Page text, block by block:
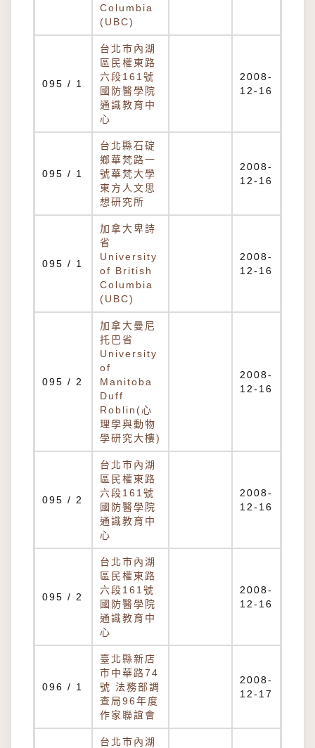
Columbia
(UBC)
095 / 1
台北市內湖
區民權東路
六段161號
國防醫學院
通識教育中
心
2008-
12-16
095 / 1
台北縣石碇
鄉華梵路一
號華梵大學
東方人文思
想研究所
2008-
12-16
095 / 1
加拿大卑詩
省
University
of British
Columbia
(UBC)
2008-
12-16
095 / 2
加拿大曼尼
托巴省
University
of
Manitoba
Duff
Roblin(心
理學與動物
學研究大樓)
2008-
12-16
095 / 2
台北市內湖
區民權東路
六段161號
國防醫學院
通識教育中
心
2008-
12-16
095 / 2
台北市內湖
區民權東路
六段161號
國防醫學院
通識教育中
心
2008-
12-16
096 / 1
臺北縣新店
市中華路74
號 法務部調
查局96年度
作家聯誼會
2008-
12-17
台北市內湖